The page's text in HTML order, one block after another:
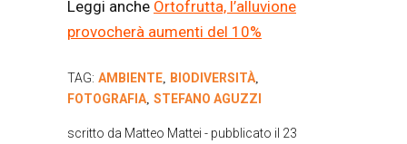
Leggi anche Ortofrutta, l’alluvione
provocherà aumenti del 10%
TAG: AMBIENTE BIODIVERSITÀ
FOTOGRAFIA STEFANO AGUZZI
scritto da Matteo Mattei - pubblicato il 23